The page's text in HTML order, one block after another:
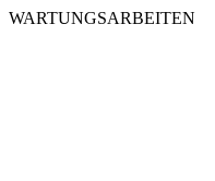
WARTUNGSARBEITEN